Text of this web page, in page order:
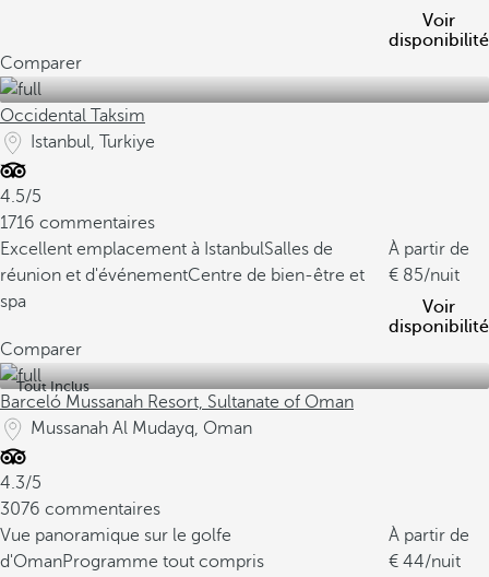
Voir
disponibilité
Comparer
Occidental Taksim
Istanbul, Turkiye
4.5/5
1716 commentaires
Excellent emplacement à IstanbulSalles de
réunion et d'événementCentre de bien-être et
spa
À partir de
85/nuit
Voir
disponibilité
Comparer
Tout Inclus
Barceló Mussanah Resort, Sultanate of Oman
Mussanah Al Mudayq, Oman
4.3/5
3076 commentaires
Vue panoramique sur le golfe
d'OmanProgramme tout compris
À partir de
44/nuit